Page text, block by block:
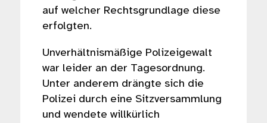
auf welcher Rechtsgrundlage diese
erfolgten.
Unverhältnismäßige Polizeigewalt
war leider an der Tagesordnung.
Unter anderem drängte sich die
Polizei durch eine Sitzversammlung
und wendete willkürlich